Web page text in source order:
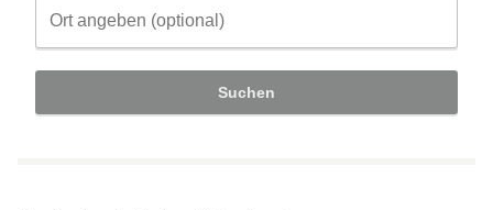
Suchen